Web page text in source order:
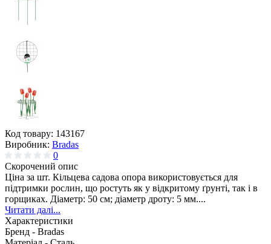
Код товару: 143167
Виробник: Bradas
0
Скорочений опис
Ціна за шт. Кільцева садова опора використовується для
підтримки рослин, що ростуть як у відкритому ґрунті, так і в
горщиках. Діаметр: 50 см; діаметр дроту: 5 мм....
Читати далі...
Характеристики
Бренд - Bradas